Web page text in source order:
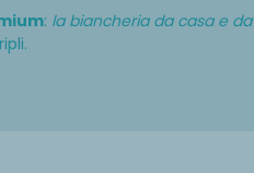
: la biancheria da casa e